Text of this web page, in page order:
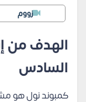
زووم
الهدف من
السادس
كمبوند نول هو